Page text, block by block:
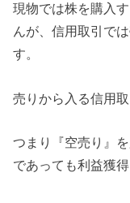
現物では株を購入
んが、信用取引で
す。
売りから入る信用
つまり『空売り』
であっても利益獲